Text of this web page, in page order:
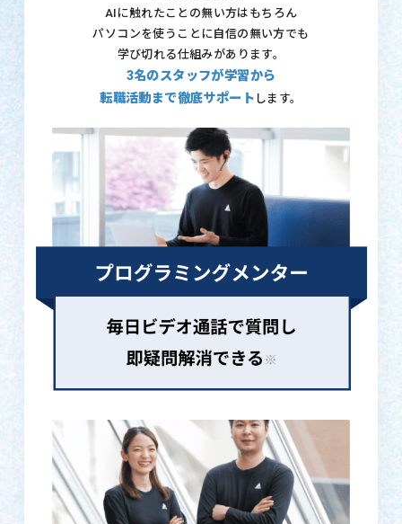
AIに触れたことの無い方はもちろん
パソコンを使うことに自信の無い方でも
学び切れる仕組みがあります。
3名のスタッフが学習から
転職活動まで徹底サポート します。